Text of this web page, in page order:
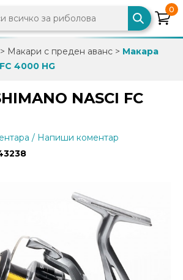
0
> Макари с преден аванс > Макара
4000 HG
NASCI FC
/ Напиши коментар